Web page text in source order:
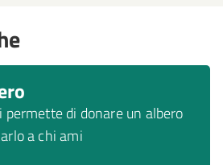
di donare un albero
a chi ami